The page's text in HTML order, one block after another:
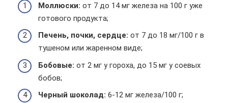
Моллюски: от 7 до 14 мг железа на 100 г уже
готового продукта;
Печень, почки, сердце: от 7 до 18 мг/100 г в
тушеном или жаренном виде;
Бобовые: от 2 мг у гороха, до 15 мг у соевых
бобов;
Черный шоколад: 6-12 мг железа/100 г;